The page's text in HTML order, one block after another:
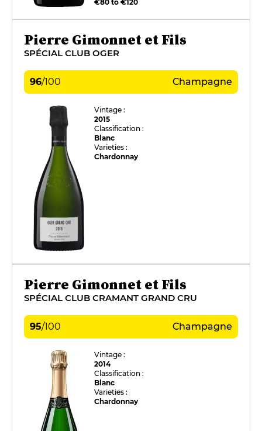
€80 to €120
Pierre Gimonnet et Fils
SPÉCIAL CLUB OGER
96/100 Champagne
Vintage :
2015
Classification :
Blanc
Varieties :
Chardonnay
Pierre Gimonnet et Fils
SPÉCIAL CLUB CRAMANT GRAND CRU
95/100 Champagne
Vintage :
2014
Classification :
Blanc
Varieties :
Chardonnay